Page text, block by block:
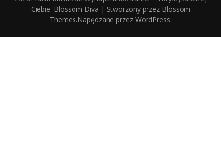
Ciebie. Blossom Diva | Stworzony przez Blossom
Themes.Napędzane przez WordPress.